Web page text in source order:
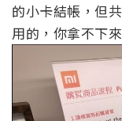
的小卡結帳，但
用的，你拿不下